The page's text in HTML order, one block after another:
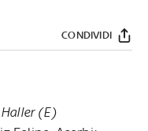
CONDIVIDI
(E)